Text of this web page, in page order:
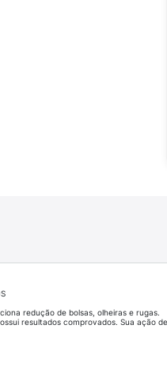
redução de bolsas, olheiras e rugas.
resultados comprovados. Sua ação